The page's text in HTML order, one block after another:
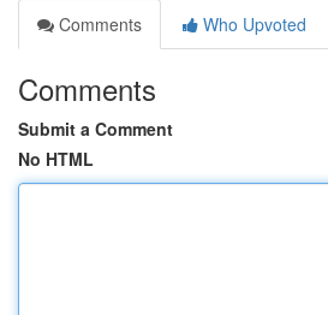
Comments
Who Upvoted
Comments
Submit a Comment
No HTML